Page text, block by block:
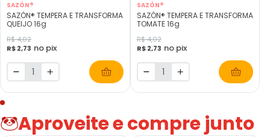
SAZÓN®
SAZÓN® TEMPERA E TRANSFORMA
QUEIJO 16g
R$ 4,02
R$ 2,73 no pix
SAZÓN®
SAZÓN® TEMPERA E TRANSFORMA
TOMATE 16g
R$ 4,02
R$ 2,73 no pix
Aproveite e compre junto